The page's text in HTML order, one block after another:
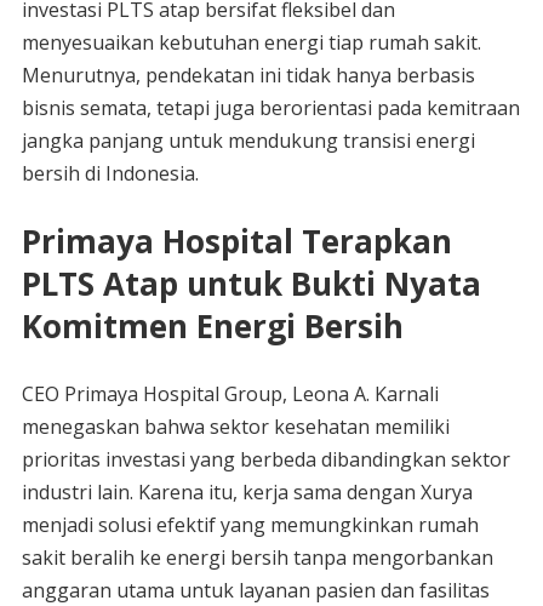
investasi PLTS atap bersifat fleksibel dan
menyesuaikan kebutuhan energi tiap rumah sakit.
Menurutnya, pendekatan ini tidak hanya berbasis
bisnis semata, tetapi juga berorientasi pada kemitraan
jangka panjang untuk mendukung transisi energi
bersih di Indonesia.
Primaya Hospital Terapkan
PLTS Atap untuk Bukti Nyata
Komitmen Energi Bersih
CEO Primaya Hospital Group, Leona A. Karnali
menegaskan bahwa sektor kesehatan memiliki
prioritas investasi yang berbeda dibandingkan sektor
industri lain. Karena itu, kerja sama dengan Xurya
menjadi solusi efektif yang memungkinkan rumah
sakit beralih ke energi bersih tanpa mengorbankan
anggaran utama untuk layanan pasien dan fasilitas